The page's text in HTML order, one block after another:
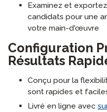
Examinez et
candidats pour une
votre main-d'œuvre
Configuration
Résultats
Conçu pour la
sont rapides et
Livré en ligne avec